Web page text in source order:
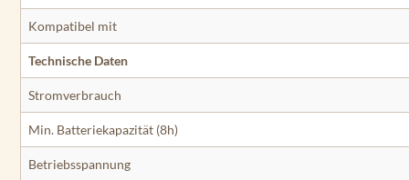
Kompatibel mit
Technische Daten
Stromverbrauch
Min. Batteriekapazität (8h)
Betriebsspannung